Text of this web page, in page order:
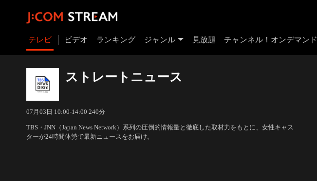
テレビ ビデオ ランキング ジャンル 見放題 チャンネル！オンデマンド
ストレートニュース
07月03日 10:00-14:00 240分
TBS・JNN（Japan News Network）系列の圧倒的情報量と徹底した取材力をもとに、女性キャス
ターが24時間体勢で最新ニュースをお届け。